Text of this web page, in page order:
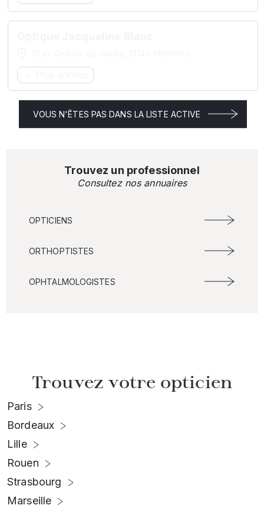
VOUS N'ÊTES PAS DANS LA LISTE ACTIVE
Trouvez un professionnel
Consultez nos annuaires
OPTICIENS
ORTHOPTISTES
OPHTALMOLOGISTES
Trouvez votre opticien
Paris
Bordeaux
Lille
Rouen
Strasbourg
Marseille